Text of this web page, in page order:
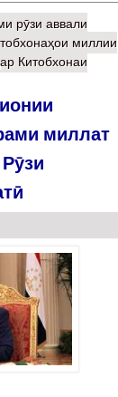
рӯзи аввали
миллии
Китобхонаи
миллат